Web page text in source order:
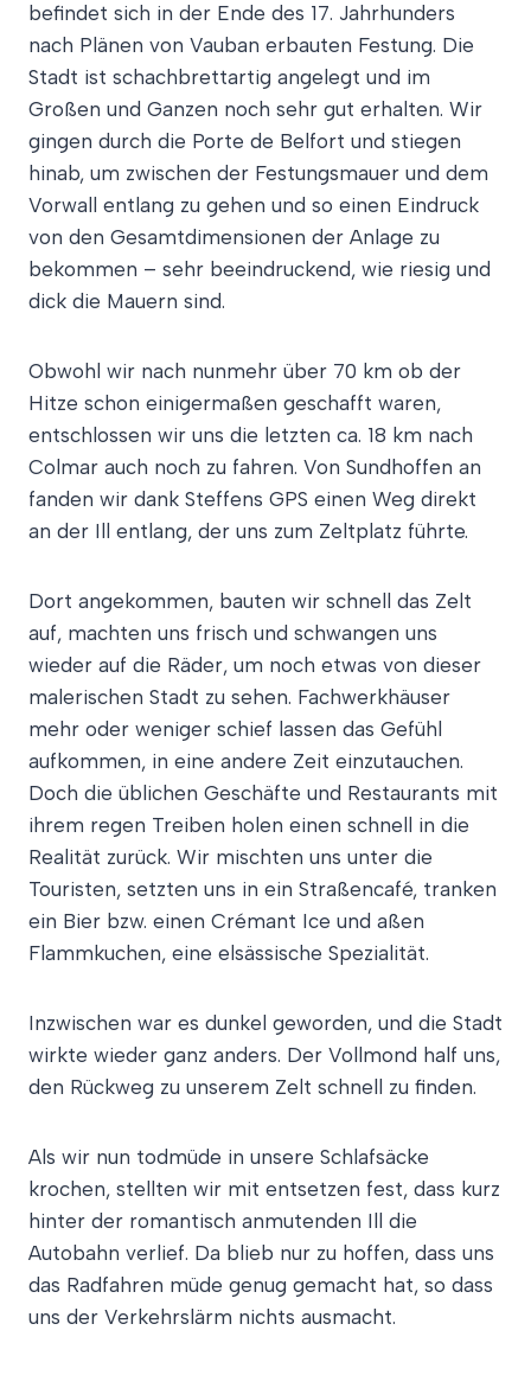
befindet sich in der Ende des 17. Jahrhunders
nach Plänen von Vauban erbauten Festung. Die
Stadt ist schachbrettartig angelegt und im
Großen und Ganzen noch sehr gut erhalten. Wir
gingen durch die Porte de Belfort und stiegen
hinab, um zwischen der Festungsmauer und dem
Vorwall entlang zu gehen und so einen Eindruck
von den Gesamtdimensionen der Anlage zu
bekommen – sehr beeindruckend, wie riesig und
dick die Mauern sind.
Obwohl wir nach nunmehr über 70 km ob der
Hitze schon einigermaßen geschafft waren,
entschlossen wir uns die letzten ca. 18 km nach
Colmar auch noch zu fahren. Von Sundhoffen an
fanden wir dank Steffens GPS einen Weg direkt
an der Ill entlang, der uns zum Zeltplatz führte.
Dort angekommen, bauten wir schnell das Zelt
auf, machten uns frisch und schwangen uns
wieder auf die Räder, um noch etwas von dieser
malerischen Stadt zu sehen. Fachwerkhäuser
mehr oder weniger schief lassen das Gefühl
aufkommen, in eine andere Zeit einzutauchen.
Doch die üblichen Geschäfte und Restaurants mit
ihrem regen Treiben holen einen schnell in die
Realität zurück. Wir mischten uns unter die
Touristen, setzten uns in ein Straßencafé, tranken
ein Bier bzw. einen Crémant Ice und aßen
Flammkuchen, eine elsässische Spezialität.
Inzwischen war es dunkel geworden, und die Stadt
wirkte wieder ganz anders. Der Vollmond half uns,
den Rückweg zu unserem Zelt schnell zu finden.
Als wir nun todmüde in unsere Schlafsäcke
krochen, stellten wir mit entsetzen fest, dass kurz
hinter der romantisch anmutenden Ill die
Autobahn verlief. Da blieb nur zu hoffen, dass uns
das Radfahren müde genug gemacht hat, so dass
uns der Verkehrslärm nichts ausmacht.